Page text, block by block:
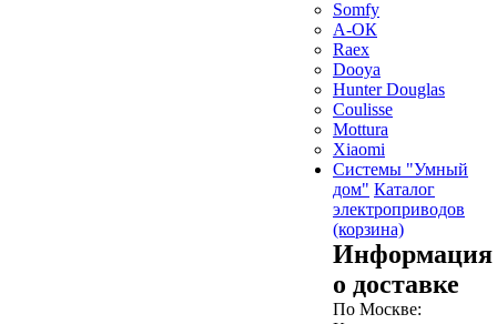
Somfy
А-ОК
Raex
Dooya
Hunter Douglas
Coulisse
Mottura
Xiaomi
Системы "Умный
дом" Каталог
электроприводов
(корзина)
Информация
о доставке
По Москве: